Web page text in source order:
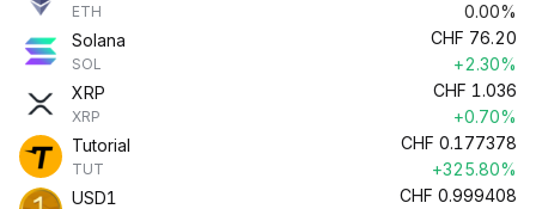
ETH
0.00%
Solana
SOL
CHF 76.20
+2.30%
XRP
XRP
CHF 1.036
+0.70%
Tutorial
TUT
CHF 0.177378
+325.80%
USD1
CHF 0.999408